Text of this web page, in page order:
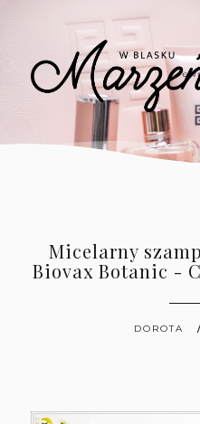
Micelarny
Biovax Botanic -
DOROTA